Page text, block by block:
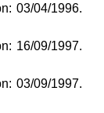
03/04/1996.
16/09/1997.
03/09/1997.